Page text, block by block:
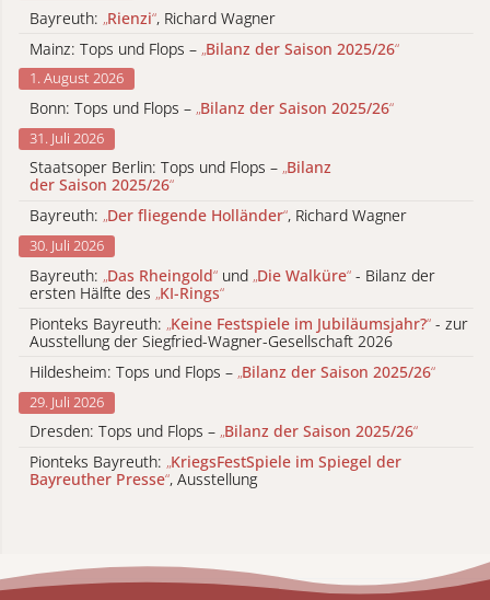
Bayreuth: „Rienzi“, Richard Wagner
Mainz: Tops und Flops – „Bilanz der Saison 2025/26“
1. August 2026
Bonn: Tops und Flops – „Bilanz der Saison 2025/26“
31. Juli 2026
Staatsoper Berlin: Tops und Flops – „Bilanz
der Saison 2025/26“
Bayreuth: „Der fliegende Holländer“, Richard Wagner
30. Juli 2026
Bayreuth: „Das Rheingold“ und „Die Walküre“ - Bilanz der
ersten Hälfte des „KI-Rings“
Pionteks Bayreuth: „Keine Festspiele im Jubiläumsjahr?“ - zur
Ausstellung der Siegfried-Wagner-Gesellschaft 2026
Hildesheim: Tops und Flops – „Bilanz der Saison 2025/26“
29. Juli 2026
Dresden: Tops und Flops – „Bilanz der Saison 2025/26“
Pionteks Bayreuth: „KriegsFestSpiele im Spiegel der
Bayreuther Presse“, Ausstellung